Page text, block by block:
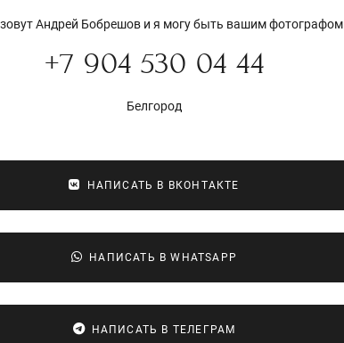
Андрей Бобрешов и я могу быть вашим фотографом
+7 904 530 04 44
Белгород
НАПИСАТЬ В ВКОНТАКТЕ
НАПИСАТЬ В WHATSAPP
НАПИСАТЬ В ТЕЛЕГРАМ